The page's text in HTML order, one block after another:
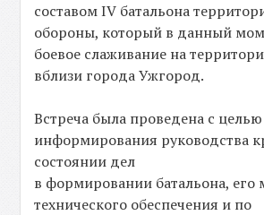
составом IV батальона
обороны, который в данный
боевое слаживание на
вблизи города Ужгород.
Встреча была проведена с целью
информирования руководства
состоянии дел
в формировании батальона, его
технического обеспечения и по